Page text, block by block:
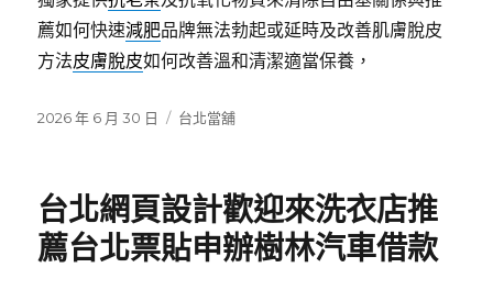
薦如何快速減肥品牌無法勃起或延時及改善肌膚脫皮
方法皮膚脫皮如何改善溫和清潔適當保養，
發
2026 年 6 月 30 日
分
台北當舖
台北網頁設計歡迎來洗衣店推
薦台北票貼申辦樹林汽車借款